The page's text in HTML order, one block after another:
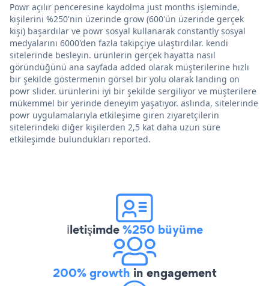
Powr açılır penceresine kaydolma just months işleminde,
kişilerini %250'nin üzerinde grow (600'ün üzerinde gerçek
kişi) başardılar ve powr sosyal kullanarak constantly sosyal
medyalarını 6000'den fazla takipçiye ulaştırdılar. kendi
sitelerinde besleyin. ürünlerin gerçek hayatta nasıl
göründüğünü ana sayfada added olarak müşterilerine hızlı
bir şekilde göstermenin görsel bir yolu olarak landing on
powr slider. ürünlerini iyi bir şekilde sergiliyor ve müşterilere
mükemmel bir yerinde deneyim yaşatıyor. aslında, sitelerinde
powr uygulamalarıyla etkileşime giren ziyaretçilerin
sitelerindeki diğer kişilerden 2,5 kat daha uzun süre
etkileşimde bulundukları reported.
İletişimde%250 büyüme
200% growth in engagement